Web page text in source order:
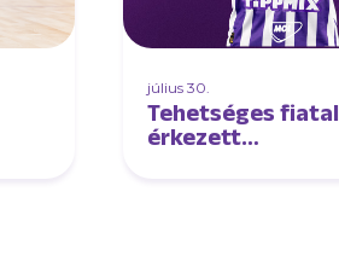
július 30.
Tehetséges fiatal
érkezett